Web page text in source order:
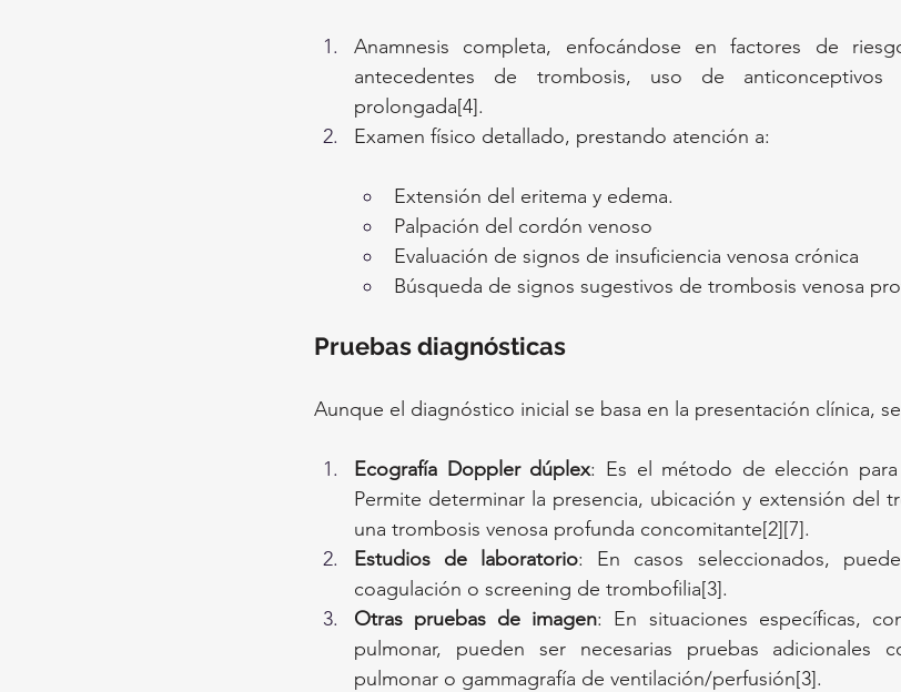
Anamnesis completa, enfocándose en factores de
antecedentes de trombosis, uso de anticonceptivos
prolongada[4].
Examen físico detallado, prestando atención a:
Extensión del eritema y edema.
Palpación del cordón venoso
Evaluación de signos de insuficiencia venosa crónica
Búsqueda de signos sugestivos de trombosis venosa
Pruebas diagnósticas
Aunque el diagnóstico inicial se basa en la presentación clínica,
Ecografía Doppler dúplex: Es el método de elección
Permite determinar la presencia, ubicación y extensión del
una trombosis venosa profunda concomitante[2][7].
Estudios de laboratorio: En casos seleccionados,
coagulación o screening de trombofilia[3].
Otras pruebas de imagen: En situaciones específicas,
pulmonar, pueden ser necesarias pruebas adicionales
pulmonar o gammagrafía de ventilación/perfusión[3].